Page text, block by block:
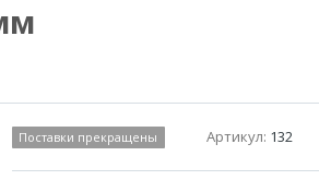
Поставки прекращены Артикул: 132